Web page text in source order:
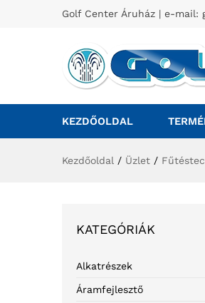
Golf Center Áruház | e-mail:
KEZDŐOLDAL
Kezdőoldal / Üzlet /
KATEGÓRIÁK
Alkatrészek
Áramfejlesztő